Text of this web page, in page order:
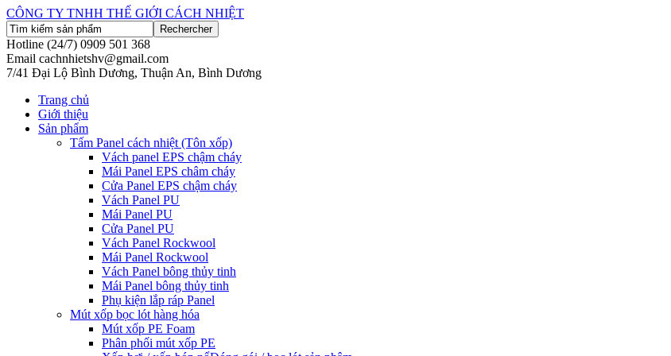
CÔNG TY TNHH THẾ GIỚI CÁCH NHIỆT
Hotline (24/7) 0909 501 368
Email cachnhietshv@gmail.com
7/41 Đại Lộ Bình Dương, Thuận An, Bình Dương
Trang chủ
Giới thiệu
Sản phẩm
Tấm Panel cách nhiệt (Tôn xốp)
Vách panel EPS chậm cháy
Mái Panel EPS châm cháy
Cửa Panel EPS chậm cháy
Vách Panel PU
Mái Panel PU
Cửa Panel PU
Vách Panel Rockwool
Mái Panel Rockwool
Vách Panel bông thủy tinh
Mái Panel bông thủy tinh
Phụ kiện lắp ráp Panel
Mút xốp bọc lót hàng hóa
Mút xốp PE Foam
Phân phối mút xốp PE